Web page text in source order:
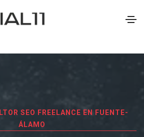
SEO FREELANCE EN FUENTE-
ÁLAMO